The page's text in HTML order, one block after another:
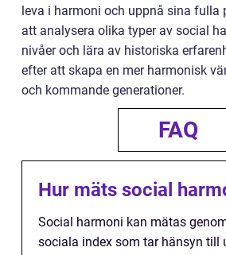
leva i harmoni och uppnå sina fulla
att analysera olika typer av social
nivåer och lära av historiska
efter att skapa en mer harmonisk
och kommande generationer.
FAQ
Hur mäts social
Social harmoni kan mätas
sociala index som tar hänsyn till